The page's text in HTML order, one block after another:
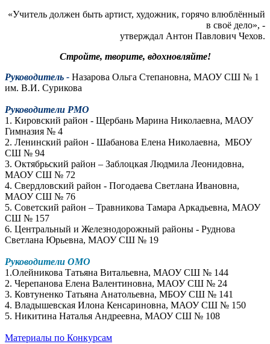
«Учитель должен быть артист, художник, горячо влюблённый
в своё дело», -
утверждал Антон Павлович Чехов.
Стройте, творите, вдохновляйте!
Руководитель - Назарова Ольга Степановна, МАОУ СШ № 1
им. В.И. Сурикова
Руководители РМО
1. Кировский район - Щербань Марина Николаевна, МАОУ
Гимназия № 4
2. Ленинский район - Шабанова Елена Николаевна, МБОУ
СШ № 94
3. Октябрьский район – Заблоцкая Людмила Леонидовна,
МАОУ СШ № 72
4. Свердловский район - Погодаева Светлана Ивановна,
МАОУ СШ № 76
5. Советский район – Травникова Тамара Аркадьевна, МАОУ
СШ № 157
6. Центральный и Железнодорожный районы - Руднова
Светлана Юрьевна, МАОУ СШ № 19
Руководители ОМО
1.Олейникова Татьяна Витальевна, МАОУ СШ № 144
2. Черепанова Елена Валентиновна, МАОУ СШ № 24
3. Ковтуненко Татьяна Анатольевна, МБОУ СШ № 141
4. Владышевская Илона Кенсариновна, МАОУ СШ № 150
5. Никитина Наталья Андреевна, МАОУ СШ № 108
Материалы по Конкурсам